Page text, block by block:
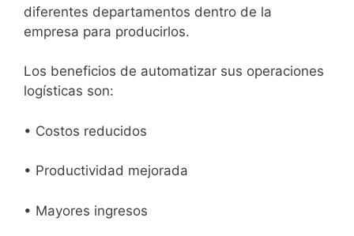
diferentes departamentos dentro de la
empresa para producirlos.
Los beneficios de automatizar sus operaciones
logísticas son:
• Costos reducidos
• Productividad mejorada
• Mayores ingresos